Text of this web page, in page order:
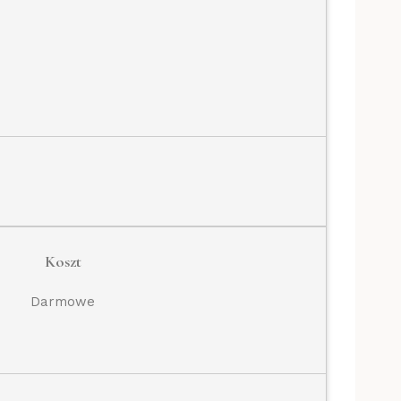
Koszt
Darmowe